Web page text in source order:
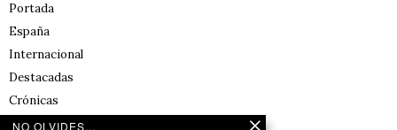
Portada
España
Internacional
Destacadas
Crónicas
Noticias de deportes en España
NO OLVIDES...